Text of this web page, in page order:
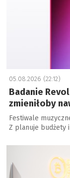
05.08.2026 (22:12)
Badanie
zmieniłoby
Festiwale
Z planuje budżety
a